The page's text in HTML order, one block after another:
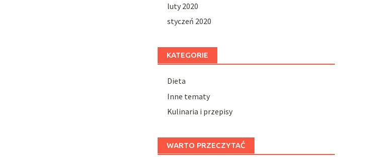
luty 2020
styczeń 2020
KATEGORIE
Dieta
Inne tematy
Kulinaria i przepisy
WARTO PRZECZYTAĆ